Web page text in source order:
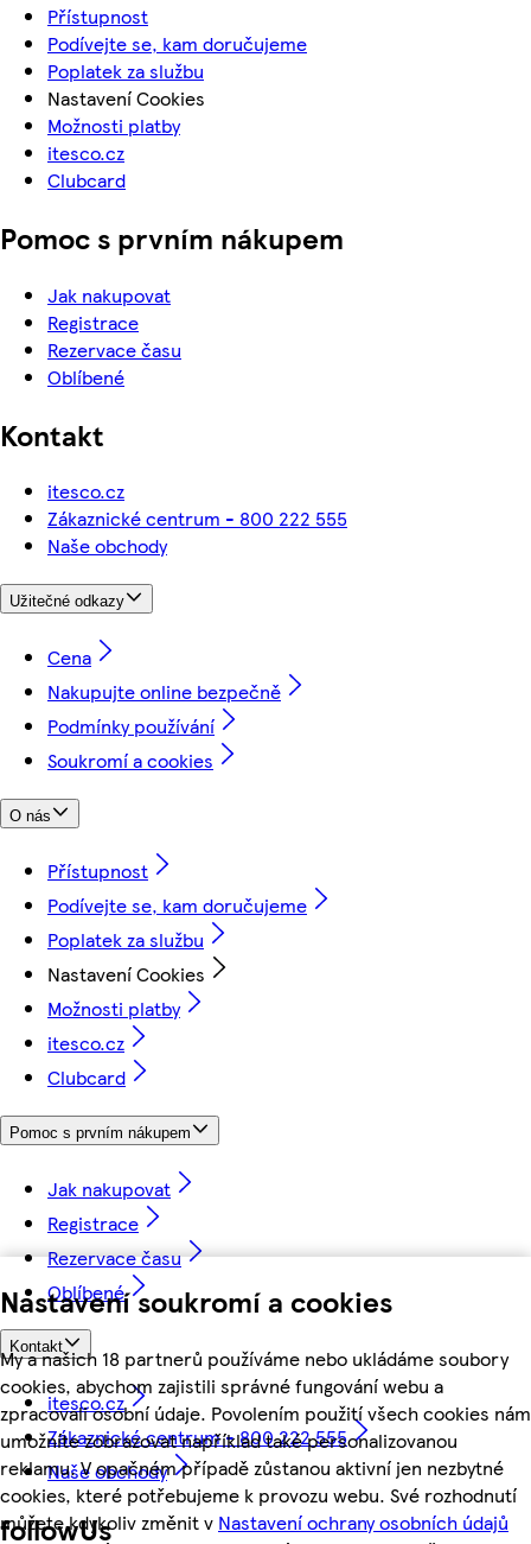
Nastavení soukromí a cookies
My a našich 18 partnerů používáme nebo ukládáme soubory
cookies, abychom zajistili správné fungování webu a
zpracovali osobní údaje. Povolením použití všech cookies nám
umožníte zobrazovat například také personalizovanou
reklamu. V opačném případě zůstanou aktivní jen nezbytné
cookies, které potřebujeme k provozu webu. Své rozhodnutí
můžete kdykoliv změnit v Nastavení ochrany osobních údajů
Přístupnost
Podívejte se, kam doručujeme
Poplatek za službu
Nastavení Cookies
Možnosti platby
itesco.cz
Clubcard
Pomoc s prvním nákupem
Jak nakupovat
Registrace
Rezervace času
Oblíbené
Kontakt
itesco.cz
Zákaznické centrum - 800 222 555
Naše obchody
Užitečné odkazy
Cena
Nakupujte online bezpečně
Podmínky používání
Soukromí a cookies
O nás
Přístupnost
Podívejte se, kam doručujeme
Poplatek za službu
Nastavení Cookies
Možnosti platby
itesco.cz
Clubcard
Pomoc s prvním nákupem
Jak nakupovat
Registrace
Rezervace času
Oblíbené
Kontakt
itesco.cz
Zákaznické centrum - 800 222 555
Naše obchody
followUs